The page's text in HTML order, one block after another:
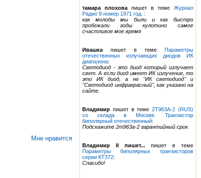
тамара плохова пишет в теме Журнал
Радио 9 номер 1971 год. :
как молоды мы были и как быстро
пробежали годы кулотино самое
счастливое мое время
Ивашка пишет в теме Параметры
отечественных излучающих диодов ИК
диапазона:
Светодиод - это диод который излучает
свет. А если диод имеет ИК излучение, то
это ИК диод, а не "ИК светодиод" и
"Светодиод инфракрасный", как указано на
сайте.
Владимир пишет в теме2Т963А-2 (RUS)
со склада в Москве. Транзистор
биполярный отечественный:
Подскажите 2т963а-2 гарантийный срок
Владимир II пишет... пишет в теме
Параметры биполярных транзисторов
серии КТ372:
Спасибо!
Мне нравится